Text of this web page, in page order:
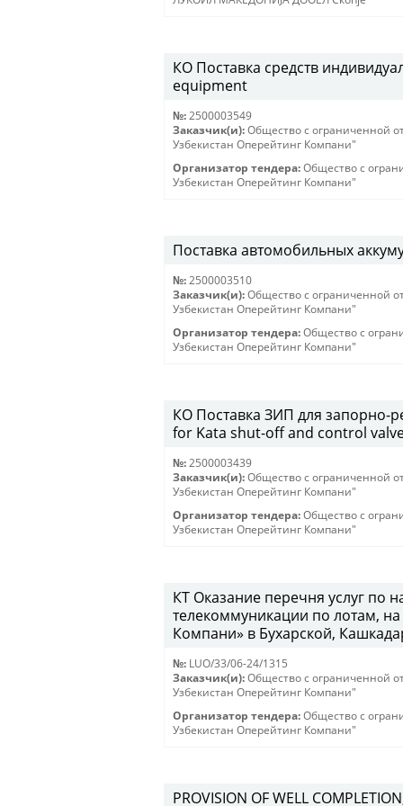
КО Поставка средств
equipment
№: 2500003549
Заказчик(и): Общество с ограниченной
Узбекистан Оперейтинг Компани"
Организатор тендера: Общество с
Узбекистан Оперейтинг Компани"
Поставка автомобильных
№: 2500003510
Заказчик(и): Общество с ограниченной
Узбекистан Оперейтинг Компани"
Организатор тендера: Общество с
Узбекистан Оперейтинг Компани"
КО Поставка ЗИП для запорно-
for Kata shut-off and control
№: 2500003439
Заказчик(и): Общество с ограниченной
Узбекистан Оперейтинг Компани"
Организатор тендера: Общество с
Узбекистан Оперейтинг Компани"
КТ Оказание перечня услуг по
телекоммуникации по лотам,
Компани» в Бухарской,
№: LUO/33/06-24/1315
Заказчик(и): Общество с ограниченной
Узбекистан Оперейтинг Компани"
Организатор тендера: Общество с
Узбекистан Оперейтинг Компани"
PROVISION OF WELL